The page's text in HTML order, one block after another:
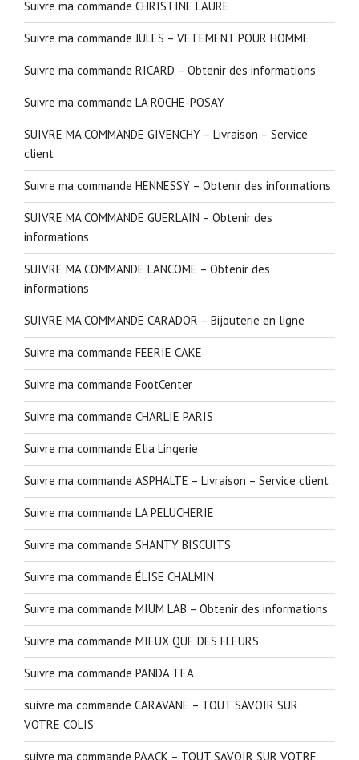
Suivre ma commande CHRISTINE LAURE
Suivre ma commande JULES – VETEMENT POUR HOMME
Suivre ma commande RICARD – Obtenir des informations
Suivre ma commande LA ROCHE-POSAY
SUIVRE MA COMMANDE GIVENCHY – Livraison – Service
client
Suivre ma commande HENNESSY – Obtenir des informations
SUIVRE MA COMMANDE GUERLAIN – Obtenir des
informations
SUIVRE MA COMMANDE LANCOME – Obtenir des
informations
SUIVRE MA COMMANDE CARADOR – Bijouterie en ligne
Suivre ma commande FEERIE CAKE
Suivre ma commande FootCenter
Suivre ma commande CHARLIE PARIS
Suivre ma commande Elia Lingerie
Suivre ma commande ASPHALTE – Livraison – Service client
Suivre ma commande LA PELUCHERIE
Suivre ma commande SHANTY BISCUITS
Suivre ma commande ÉLISE CHALMIN
Suivre ma commande MIUM LAB – Obtenir des informations
Suivre ma commande MIEUX QUE DES FLEURS
Suivre ma commande PANDA TEA
suivre ma commande CARAVANE – TOUT SAVOIR SUR
VOTRE COLIS
suivre ma commande PAACK – TOUT SAVOIR SUR VOTRE